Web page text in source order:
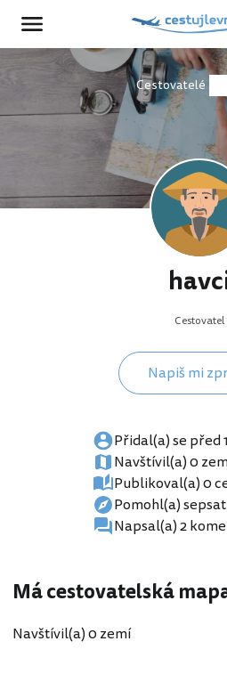
Cestovatelé
Cestovatel
Napiš mi
Přidal(a) se před
Navštívil(a) 0
Publikoval(a) 0
Pomohl(a)
Napsal(a) 2
Má cestovatelská
Navštívil(a) 0 zemí